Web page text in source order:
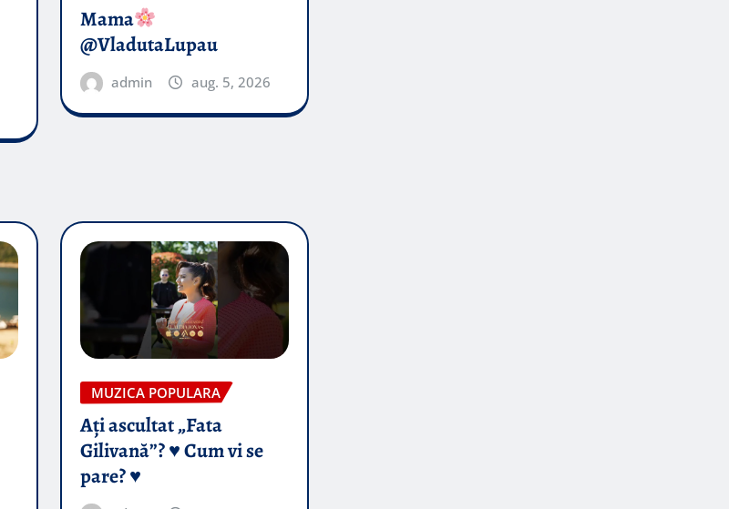
Mama
@VladutaLupau
admin aug. 5, 2026
MUZICA POPULARA
Ați ascultat „Fata
Gilivană”? ♥️ Cum vi se
pare? ♥️